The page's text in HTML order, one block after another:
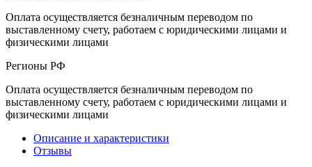
Оплата осуществляется безналичным переводом по
выставленному счету, работаем с юридическими лицами и
физическими лицами
Регионы РФ
Оплата осуществляется безналичным переводом по
выставленному счету, работаем с юридическими лицами и
физическими лицами
Описание и характеристики
Отзывы